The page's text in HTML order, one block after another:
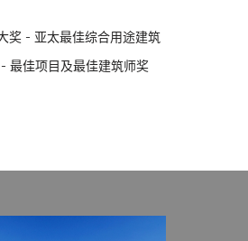
奖 - 亚太最佳综合用途建筑
最佳项目及最佳建筑师奖